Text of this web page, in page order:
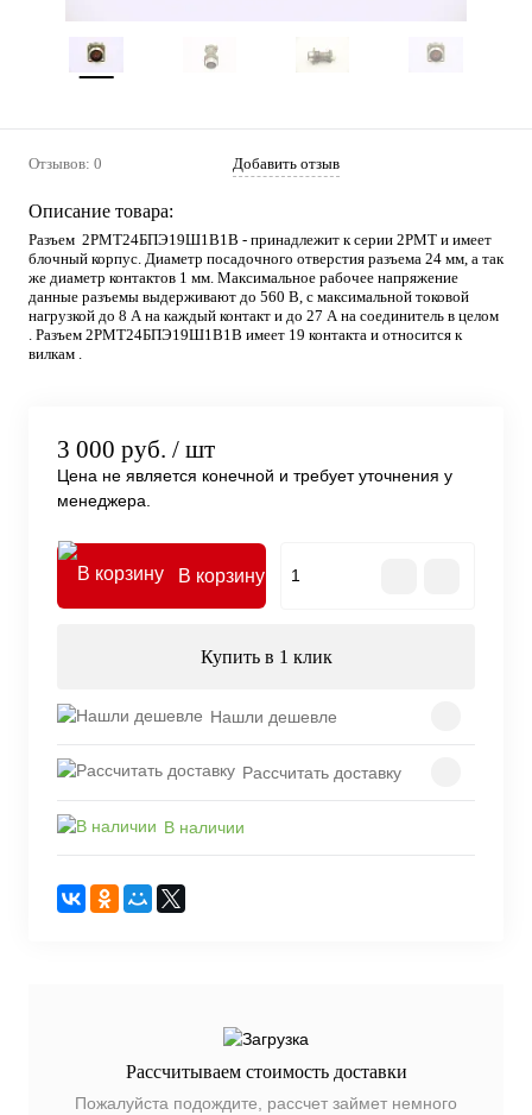
Отзывов: 0 Добавить отзыв
Описание товара:
Разъем 2РМТ24БПЭ19Ш1В1В - принадлежит к серии 2РМТ и имеет
блочный корпус. Диаметр посадочного отверстия разъема 24 мм, а так
же диаметр контактов 1 мм. Максимальное рабочее напряжение
данные разъемы выдерживают до 560 В, с максимальной токовой
нагрузкой до 8 А на каждый контакт и до 27 А на соединитель в целом
. Разъем 2РМТ24БПЭ19Ш1В1В имеет 19 контакта и относится к
вилкам .
3 000 руб. / шт
Цена не является конечной и требует уточнения у
менеджера.
В корзину
Купить в 1 клик
Нашли дешевле
Рассчитать доставку
В наличии
Рассчитываем стоимость доставки
Пожалуйста подождите, рассчет займет немного